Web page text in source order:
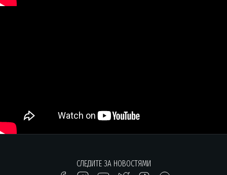
СЛЕДИТЕ ЗА НОВОСТЯМИ